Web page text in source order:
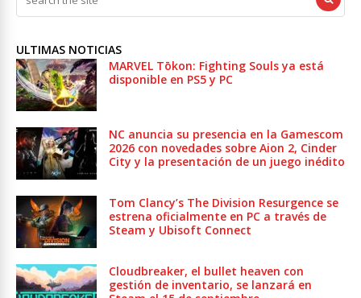
ULTIMAS NOTICIAS
MARVEL Tōkon: Fighting Souls ya está
disponible en PS5 y PC
NC anuncia su presencia en la Gamescom
2026 con novedades sobre Aion 2, Cinder
City y la presentación de un juego inédito
Tom Clancy’s The Division Resurgence se
estrena oficialmente en PC a través de
Steam y Ubisoft Connect
Cloudbreaker, el bullet heaven con
gestión de inventario, se lanzará en